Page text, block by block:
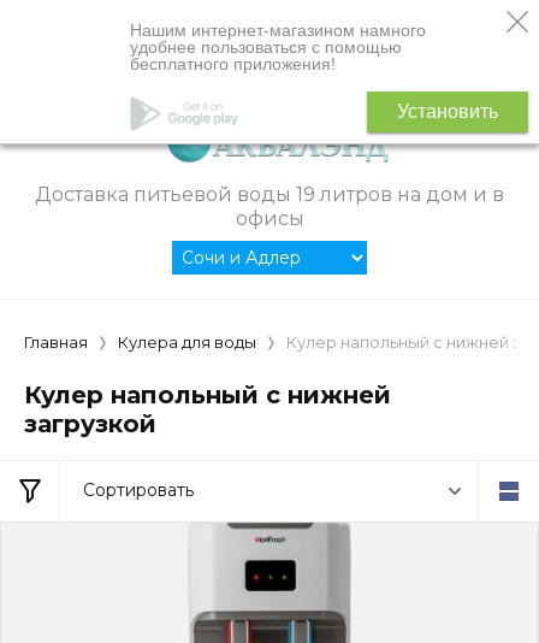
Доставка питьевой воды 19 литров на дом и в
офисы
Главная Кулера для воды Кулер напольный с нижней
Кулер напольный с нижней
загрузкой
Сортировать
Нашим интернет-магазином намного
удобнее пользоваться с помощью
бесплатного приложения!
Установить